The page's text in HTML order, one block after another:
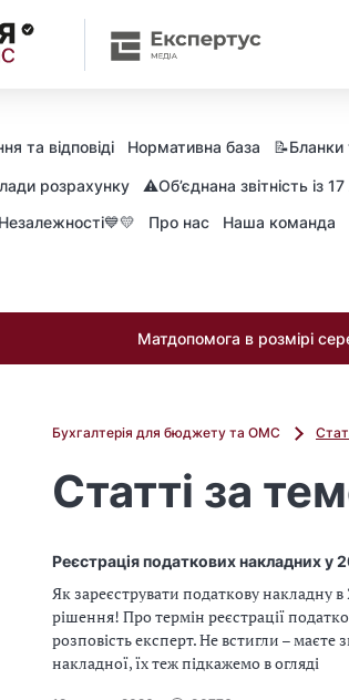
та відповіді Нормативна база 📝Бланки
розрахунку
⚠️Об’єднана звітність із
Про нас Наша команда
Матдопомога в розмірі
Бухгалтерія для бюджету та ОМС
Статті за
Реєстрація податкових накладних у
Як зареєструвати податкову накладну
рішення! Про термін реєстрації
розповість експерт. Не встигли –
накладної, їх теж підкажемо в огляді